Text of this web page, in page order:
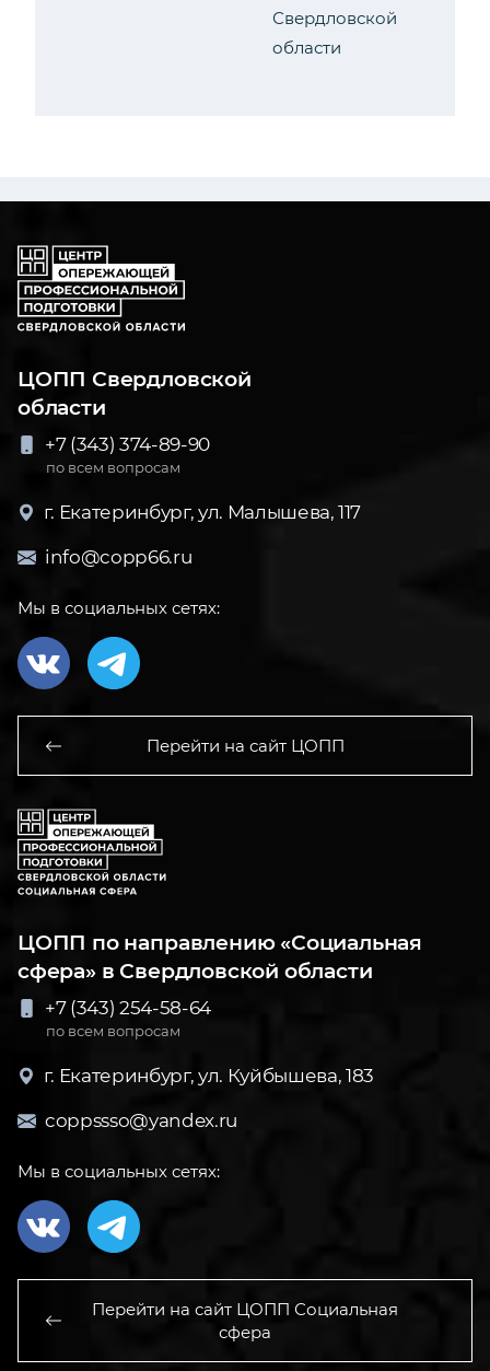
Свердловской
области
ЦОПП Свердловской
области
+7 (343) 374-89-90
по всем вопросам
г. Екатеринбург, ул. Малышева, 117
info@copp66.ru
Мы в социальных сетях:
Перейти на сайт ЦОПП
ЦОПП по направлению «Социальная
сфера» в Свердловской области
+7 (343) 254-58-64
по всем вопросам
г. Екатеринбург, ул. Куйбышева, 183
coppssso@yandex.ru
Мы в социальных сетях:
Перейти на сайт ЦОПП Социальная
сфера